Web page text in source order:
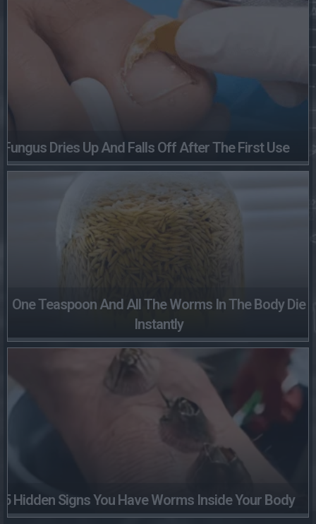
Fungus Dries Up And Falls Off After The First Use
One Teaspoon And All The Worms In The Body Die
Instantly
5 Hidden Signs You Have Worms Inside Your Body